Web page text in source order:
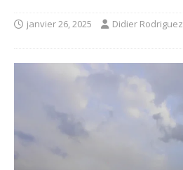
janvier 26, 2025 Didier Rodriguez